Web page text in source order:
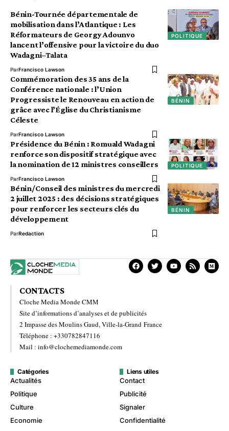
POLITIQUE
Bénin-Tournée départementale de
mobilisation dans l’Atlantique : Les
Réformateurs de Georgy Adounvo
lancent l’offensive pour la victoire du duo
Wadagni–Talata
ParFrancisco Lawson
BÉNIN
Commémoration des 35 ans de la
Conférence nationale : l’Union
Progressiste le Renouveau en action de
grâce avec l’Église du Christianisme
Céleste
ParFrancisco Lawson
POLITIQUE
Présidence du Bénin : Romuald Wadagni
renforce son dispositif stratégique avec
la nomination de 12 ministres conseillers
ParFrancisco Lawson
BÉNIN
Bénin/Conseil des ministres du mercredi
2 juillet 2025 : des décisions stratégiques
pour renforcer les secteurs clés du
développement
ParRedaction
CONTACTS
Cloche Media Monde CMM
Site d’informations d’analyses et de publicités
2 Impasse des Moulins Gaud, Ville-la-Grand France
Téléphone : +330782847116
Mail : info@clochemediamonde.com
Catégories
Actualités
Politique
Culture
Economie
Liens utiles
Contact
Publicité
Signaler
Confidentialité